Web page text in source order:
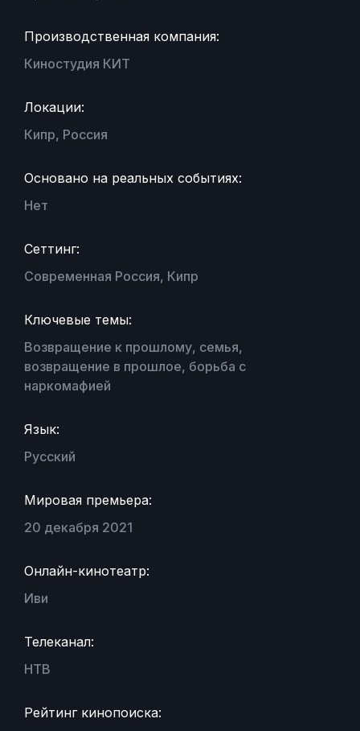
Производственная компания:
Киностудия КИТ
Локации:
Кипр, Россия
Основано на реальных событиях:
Нет
Сеттинг:
Современная Россия, Кипр
Ключевые темы:
Возвращение к прошлому, семья,
возвращение в прошлое, борьба с
наркомафией
Язык:
Русский
Мировая премьера:
20 декабря 2021
Онлайн-кинотеатр:
Иви
Телеканал:
НТВ
Рейтинг кинопоиска: